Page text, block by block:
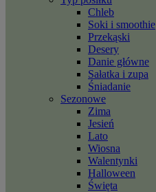
Chleb
Soki i smoothie
Przekąski
Desery
Danie główne
Sałatka i zupa
Śniadanie
Sezonowe
Zima
Jesień
Lato
Wiosna
Walentynki
Halloween
Święta